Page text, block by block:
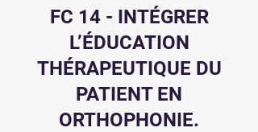
FC 14 - INTÉGRER
L’ÉDUCATION
THÉRAPEUTIQUE DU
PATIENT EN
ORTHOPHONIE.